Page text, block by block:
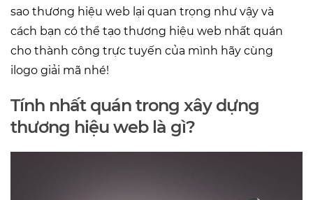
sao thương hiệu web lại quan trọng như vậy và
cách bạn có thể tạo thương hiệu web nhất quán
cho thành công trực tuyến của mình hãy cùng
ilogo giải mã nhé!
Tính nhất quán trong xây dựng
thương hiệu web là gì?